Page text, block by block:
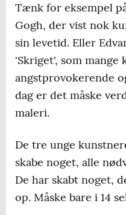
Tænk for eksempel
Gogh, der vist nok
sin levetid. Eller
'Skriget', som
angstprovokerende
dag er det måske
maleri.
De tre unge
skabe noget, alle
De har skabt noget,
op. Måske bare i 14